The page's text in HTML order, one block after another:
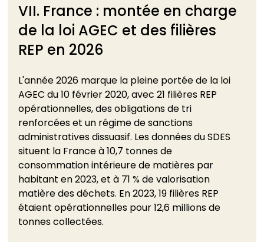
VII. France : montée en charge
de la loi AGEC et des filières
REP en 2026
L'année 2026 marque la pleine portée de la loi
AGEC du 10 février 2020, avec 21 filières REP
opérationnelles, des obligations de tri
renforcées et un régime de sanctions
administratives dissuasif. Les données du SDES
situent la France à 10,7 tonnes de
consommation intérieure de matières par
habitant en 2023, et à 71 % de valorisation
matière des déchets. En 2023, 19 filières REP
étaient opérationnelles pour 12,6 millions de
tonnes collectées.